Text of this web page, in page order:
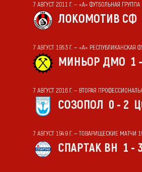
7 АВГУСТ 2011 Г. — «А» ФУТБОЛЬНАЯ
ЛОКОМОТИВ СФ
7 АВГУСТ 1953 Г. — «А» РЕСПУБЛИКАНСКАЯ
МИНЬОР ДМО 1
7 АВГУСТ 2016 Г. — ВТОРАЯ
СОЗОПОЛ 0 - 2
7 АВГУСТ 1949 Г. — ТОВАРИЩЕСКИЕ МАТЧИ
СПАРТАК ВН 1 - 3